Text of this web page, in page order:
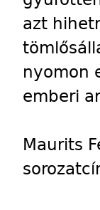
azt
nyomon
emberi
Maurits